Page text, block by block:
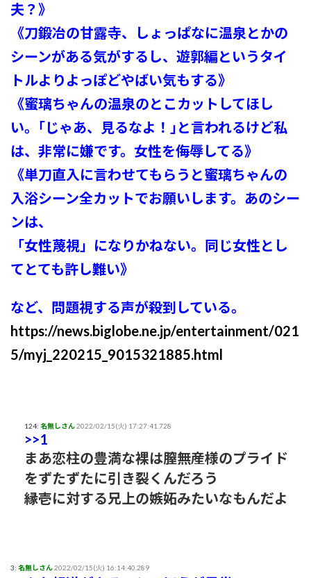
夫？》
《刀鍛冶の甘露寺、しょっぱなに温泉とかの
シーンがある気がするし、遊郭編というタイ
トルよりよっぽどやばい気もする》
《蜜璃ちゃんの温泉のとこカットしてほし
い。｢じゃあ、見るなよ！｣と言われるけど私
は、非常に嫌です。女性を侮辱してる》
《単刀直入に言わせてもらうと蜜璃ちゃんの
入浴シーン全カットでお願いします。あのシー
ンは、
「女性蔑視」になりかねない。同じ女性とし
てとても許し難い》
など、問題視する声が殺到している。
https://news.biglobe.ne.jp/entertainment/021
5/myj_220215_9015321885.html
124: 名無しさん2022/02/15(火) 17:27:41.728
>>1
まあ恋柱の豊満な裸は膣無産様のプライド
をずたずたに引き裂くんだろう
縁壱に対する兄上の嫉妬みたいなもんだよ
3: 名無しさん2022/02/15(火) 16:14:40.289